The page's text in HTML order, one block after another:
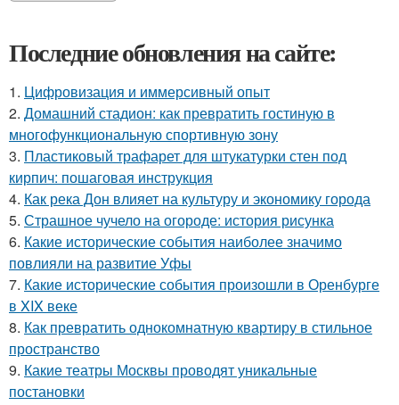
Последние обновления на сайте:
1. Цифровизация и иммерсивный опыт
2. Домашний стадион: как превратить гостиную в
многофункциональную спортивную зону
3. Пластиковый трафарет для штукатурки стен под
кирпич: пошаговая инструкция
4. Как река Дон влияет на культуру и экономику города
5. Страшное чучело на огороде: история рисунка
6. Какие исторические события наиболее значимо
повлияли на развитие Уфы
7. Какие исторические события произошли в Оренбурге
в XIX веке
8. Как превратить однокомнатную квартиру в стильное
пространство
9. Какие театры Москвы проводят уникальные
постановки